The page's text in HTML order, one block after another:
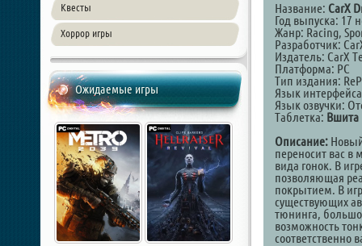
Квесты
Хоррор игры
Ожидаемые игры
Название: CarX
Год выпуска: 17
Жанр: Racing,
Разработчик:
Издатель: CarX
Платформа: PC
Тип издания:
Язык
Язык озвучки:
Таблетка: Вшита
Описание:
переносит вас в
вида гонок. В
позволяющая
покрытием. В
существующих
тюнинга,
возможность
соответственно